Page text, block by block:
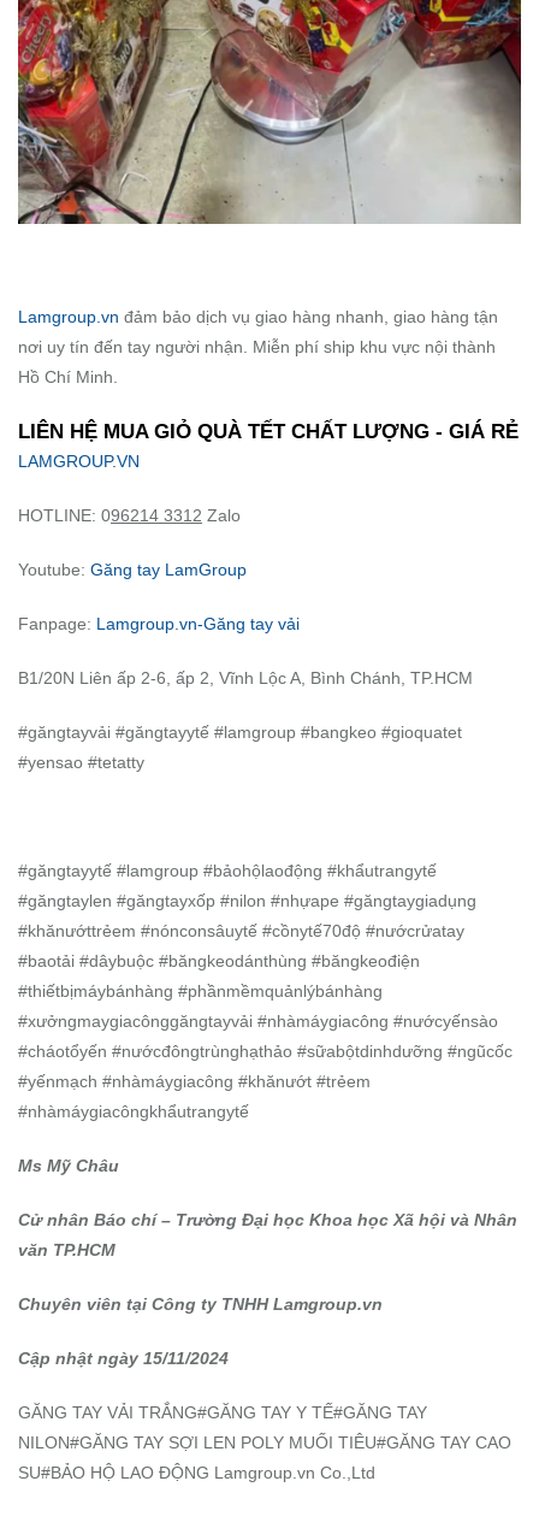
Lamgroup.vn đảm bảo dịch vụ giao hàng nhanh, giao hàng tận
nơi uy tín đến tay người nhận. Miễn phí ship khu vực nội thành
Hồ Chí Minh.
LIÊN HỆ MUA GIỎ QUÀ TẾT CHẤT LƯỢNG - GIÁ RẺ
LAMGROUP.VN
HOTLINE: 096214 3312 Zalo
Youtube: Găng tay LamGroup
Fanpage: Lamgroup.vn-Găng tay vải
B1/20N Liên ấp 2-6, ấp 2, Vĩnh Lộc A, Bình Chánh, TP.HCM
#găngtayvải #găngtayytế #lamgroup #bangkeo #gioquatet
#yensao #tetatty
#găngtayytế #lamgroup #bảohộlaođộng #khẩutrangytế
#găngtaylen #găngtayxốp #nilon #nhựape #găngtaygiadụng
#khănướttrẻem #nónconsâuytế #cồnytế70độ #nướcrửatay
#baotải #dâybuộc #băngkeodánthùng #băngkeođiện
#thiếtbịmáybánhàng #phầnmềmquảnlýbánhàng
#xưởngmaygiacônggăngtayvải #nhàmáygiacông #nướcyếnsào
#cháotổyến #nướcđôngtrùnghạthảo #sữabộtdinhdưỡng #ngũcốc
#yếnmạch #nhàmáygiacông #khănướt #trẻem
#nhàmáygiacôngkhẩutrangytế
Ms Mỹ Châu
Cử nhân Báo chí – Trường Đại học Khoa học Xã hội và Nhân
văn TP.HCM
Chuyên viên tại Công ty TNHH Lamgroup.vn
Cập nhật ngày 15/11/2024
GĂNG TAY VẢI TRẮNG#GĂNG TAY Y TẾ#GĂNG TAY
NILON#GĂNG TAY SỢI LEN POLY MUỐI TIÊU#GĂNG TAY CAO
SU#BẢO HỘ LAO ĐỘNG Lamgroup.vn Co.,Ltd